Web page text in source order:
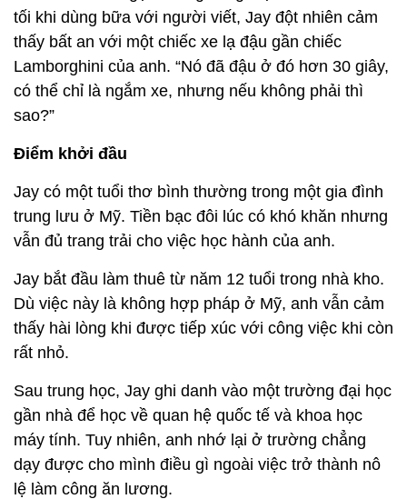
tối khi dùng bữa với người viết, Jay đột nhiên cảm
thấy bất an với một chiếc xe lạ đậu gần chiếc
Lamborghini của anh. “Nó đã đậu ở đó hơn 30 giây,
có thể chỉ là ngắm xe, nhưng nếu không phải thì
sao?”
Điểm khởi đầu
Jay có một tuổi thơ bình thường trong một gia đình
trung lưu ở Mỹ. Tiền bạc đôi lúc có khó khăn nhưng
vẫn đủ trang trải cho việc học hành của anh.
Jay bắt đầu làm thuê từ năm 12 tuổi trong nhà kho.
Dù việc này là không hợp pháp ở Mỹ, anh vẫn cảm
thấy hài lòng khi được tiếp xúc với công việc khi còn
rất nhỏ.
Sau trung học, Jay ghi danh vào một trường đại học
gần nhà để học về quan hệ quốc tế và khoa học
máy tính. Tuy nhiên, anh nhớ lại ở trường chẳng
dạy được cho mình điều gì ngoài việc trở thành nô
lệ làm công ăn lương.